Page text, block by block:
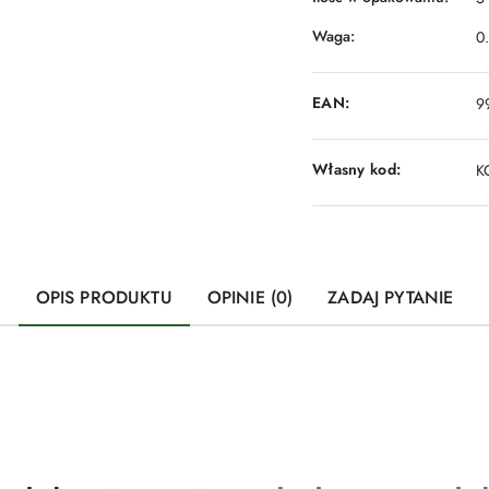
Waga:
EAN:
Własny kod:
OPIS PRODUKTU OPINIE (0) ZADAJ PYTANIE